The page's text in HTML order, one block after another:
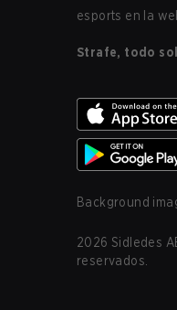
esports en la
Strafe, todo
Background
2026 Sidledes
reservados.